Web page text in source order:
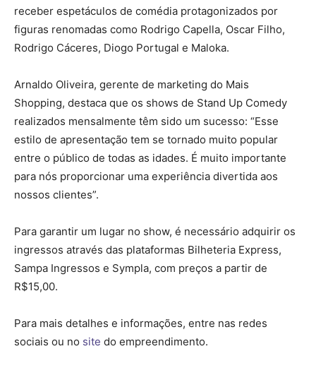
receber espetáculos de comédia protagonizados por
figuras renomadas como Rodrigo Capella, Oscar Filho,
Rodrigo Cáceres, Diogo Portugal e Maloka.
Arnaldo Oliveira, gerente de marketing do Mais
Shopping, destaca que os shows de Stand Up Comedy
realizados mensalmente têm sido um sucesso: “Esse
estilo de apresentação tem se tornado muito popular
entre o público de todas as idades. É muito importante
para nós proporcionar uma experiência divertida aos
nossos clientes”.
Para garantir um lugar no show, é necessário adquirir os
ingressos através das plataformas Bilheteria Express,
Sampa Ingressos e Sympla, com preços a partir de
R$15,00.
Para mais detalhes e informações, entre nas redes
sociais ou no site do empreendimento.